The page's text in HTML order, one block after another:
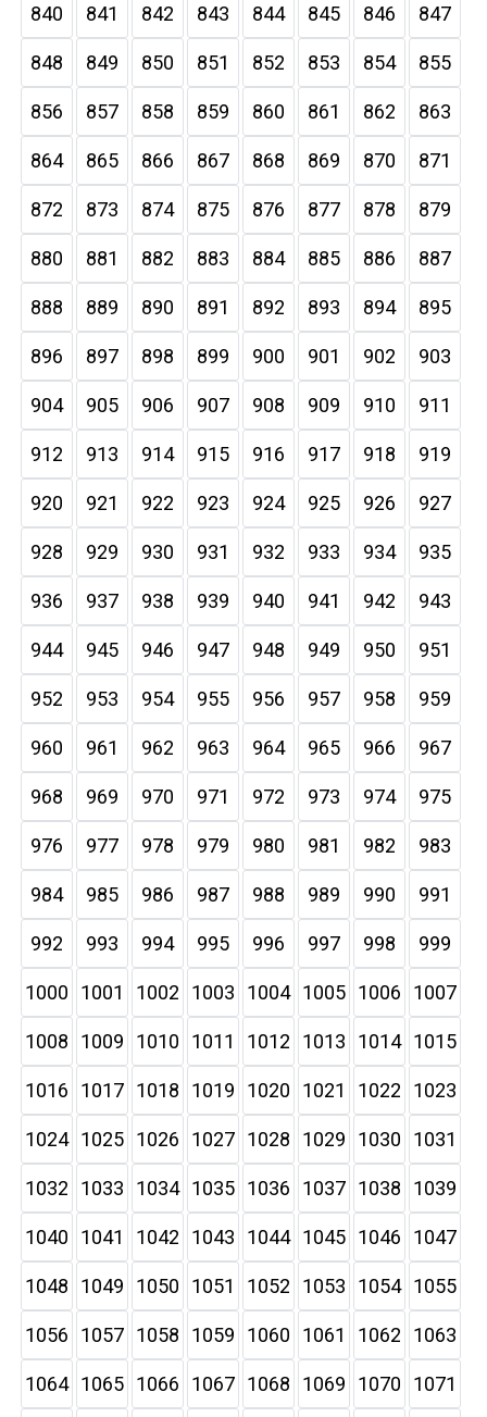
840 841 842 843 844 845 846 847
848 849 850 851 852 853 854 855
856 857 858 859 860 861 862 863
864 865 866 867 868 869 870 871
872 873 874 875 876 877 878 879
880 881 882 883 884 885 886 887
888 889 890 891 892 893 894 895
896 897 898 899 900 901 902 903
904 905 906 907 908 909 910 911
912 913 914 915 916 917 918 919
920 921 922 923 924 925 926 927
928 929 930 931 932 933 934 935
936 937 938 939 940 941 942 943
944 945 946 947 948 949 950 951
952 953 954 955 956 957 958 959
960 961 962 963 964 965 966 967
968 969 970 971 972 973 974 975
976 977 978 979 980 981 982 983
984 985 986 987 988 989 990 991
992 993 994 995 996 997 998 999
1000 1001 1002 1003 1004 1005 1006 1007
1008 1009 1010 1011 1012 1013 1014 1015
1016 1017 1018 1019 1020 1021 1022 1023
1024 1025 1026 1027 1028 1029 1030 1031
1032 1033 1034 1035 1036 1037 1038 1039
1040 1041 1042 1043 1044 1045 1046 1047
1048 1049 1050 1051 1052 1053 1054 1055
1056 1057 1058 1059 1060 1061 1062 1063
1064 1065 1066 1067 1068 1069 1070 1071